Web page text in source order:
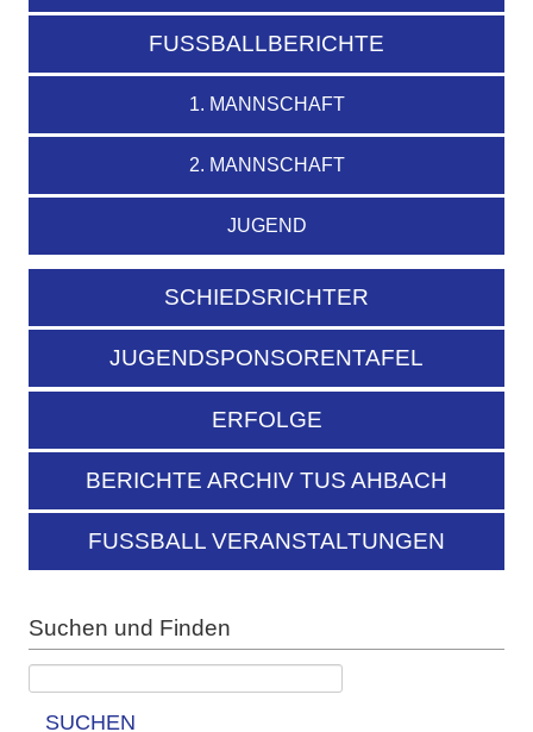
FUSSBALLBERICHTE
1. MANNSCHAFT
2. MANNSCHAFT
JUGEND
SCHIEDSRICHTER
JUGENDSPONSORENTAFEL
ERFOLGE
BERICHTE ARCHIV TUS AHBACH
FUSSBALL VERANSTALTUNGEN
Suchen und Finden
SUCHEN